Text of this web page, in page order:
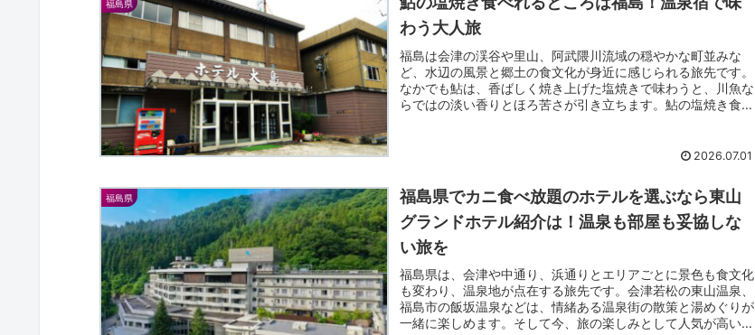
福島県
わう大人旅
福島は会津の渓谷や里山、阿武隈川流域の穏やかな町並みな
ど、水辺の風景と郷土の食文化が身近に感じられる旅先です。
なかでも鮎は、香ばしく焼き上げた塩焼きで味わうと、川魚な
らではの淡い香りとほろ苦さが引き立ちます。鮎の塩焼き食べ
2026.07.01
福島県
福島県でカニ食べ放題のホテルを選ぶなら東山
グランドホテル紹介は！温泉も部屋も妥協しな
い旅を
福島県は、会津や中通り、浜通りとエリアごとに景色も食文化
も変わり、温泉地が点在する旅先です。会津若松の東山温泉、
福島市の飯坂温泉などは、情緒ある温泉街の散策と湯めぐりが
一緒に楽しめます。そして今、旅の楽しみとして人気が高いの